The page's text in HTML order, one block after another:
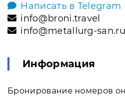
Написать в Telegram
info@broni.travel
info@metallurg-san.ru
Информация
Бронирование номеров